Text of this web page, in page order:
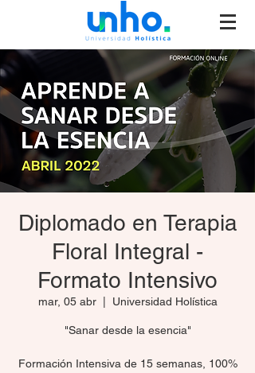
Diplomado en Terapia
Floral Integral -
Formato Intensivo
mar, 05 abr
  |
Universidad Holística
"Sanar desde la esencia"
Formación Intensiva de 15 semanas, 100%